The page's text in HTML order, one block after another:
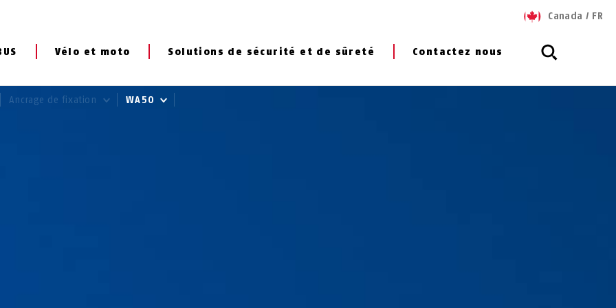
Vélo et moto Solutions de sécurité et de sûreté Contactez nous
Canada / FR
Ancrage de fixation WA50